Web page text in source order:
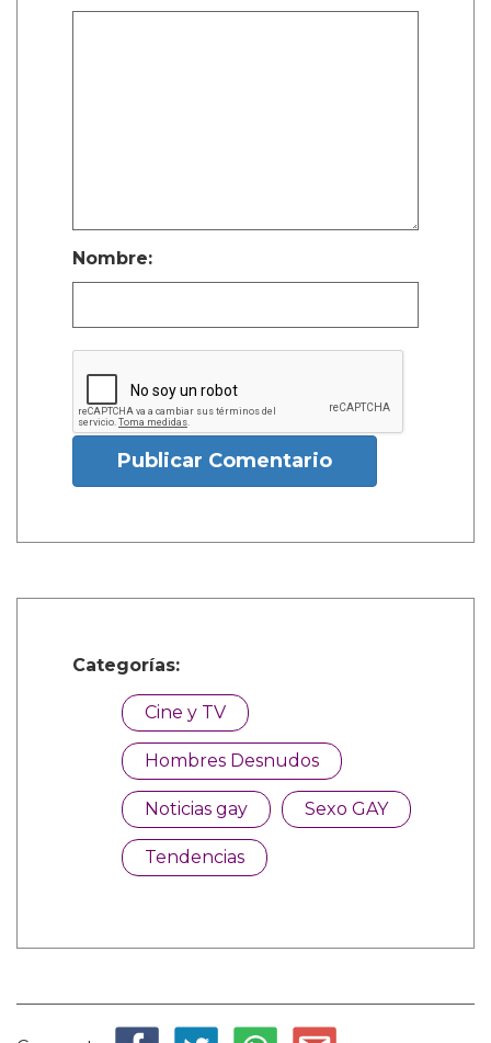
Nombre:
Publicar Comentario
Categorías:
Cine y TV
Hombres Desnudos
Noticias gay Sexo GAY
Tendencias